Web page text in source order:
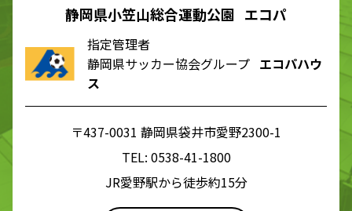
静岡県小笠山総合運動公園 エコパ
指定管理者
静岡県サッカー協会グループ エコパハウ
ス
〒437-0031 静岡県袋井市愛野2300-1
TEL: 0538-41-1800
JR愛野駅から徒歩約15分